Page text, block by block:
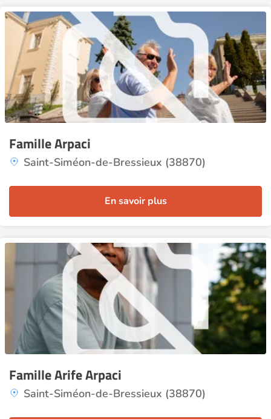
Famille Arpaci
Saint-Siméon-de-Bressieux (38870)
En savoir plus
Famille Arife Arpaci
Saint-Siméon-de-Bressieux (38870)